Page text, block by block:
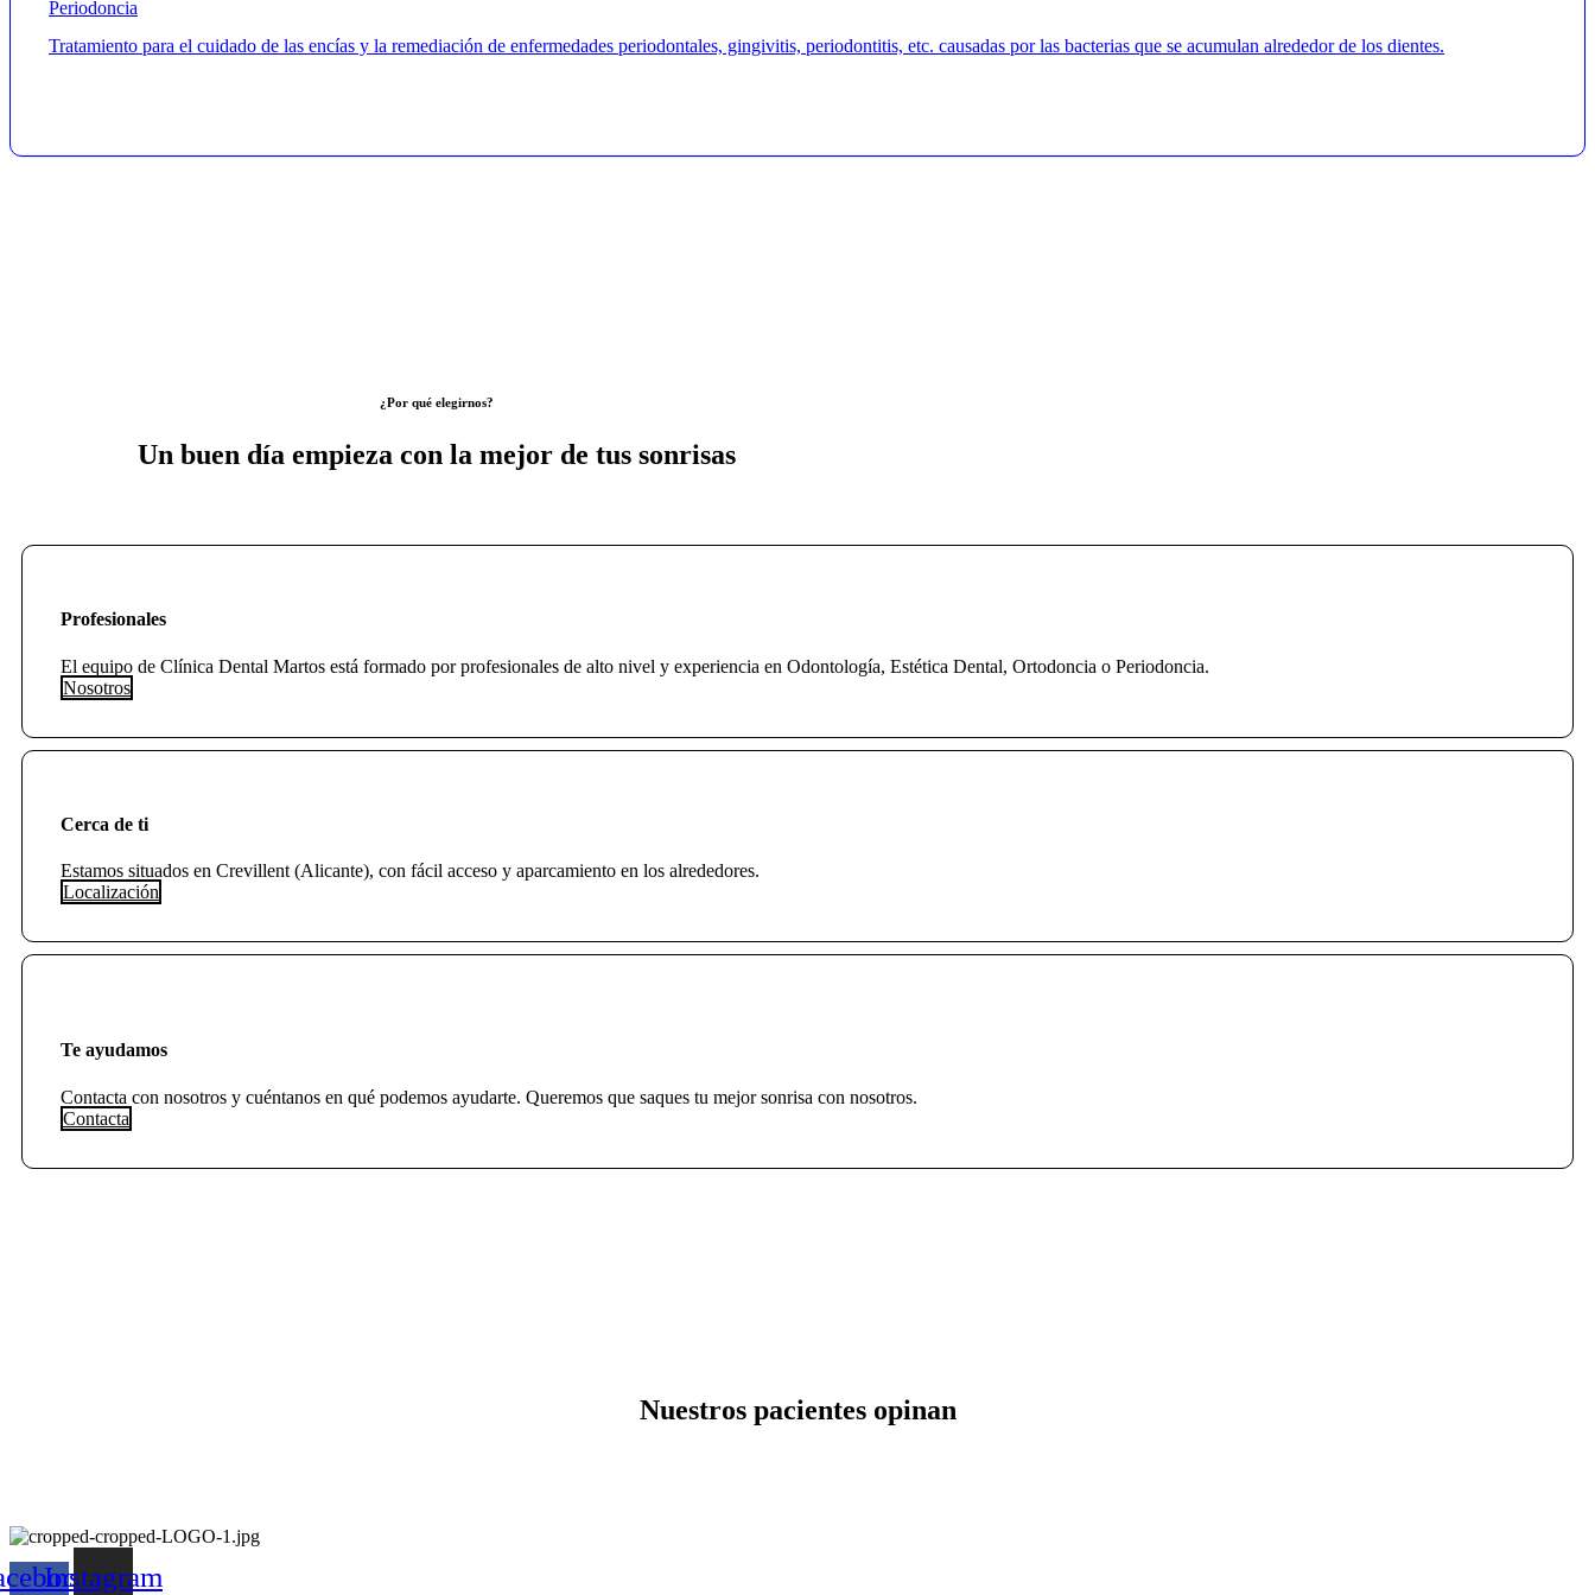
Periodoncia
Tratamiento para el cuidado de las encías y la remediación de enfermedades periodontales, gingivitis, periodontitis, etc. causadas por las bacterias que se acumulan alrededor de los dientes.
¿Por qué elegirnos?
Un buen día empieza con la mejor de tus sonrisas
Profesionales
El equipo de Clínica Dental Martos está formado por profesionales de alto nivel y experiencia en Odontología, Estética Dental, Ortodoncia o Periodoncia.
Nosotros
Cerca de ti
Estamos situados en Crevillent (Alicante), con fácil acceso y aparcamiento en los alrededores.
Localización
Te ayudamos
Contacta con nosotros y cuéntanos en qué podemos ayudarte. Queremos que saques tu mejor sonrisa con nosotros.
Contacta
Nuestros pacientes opinan
Instagram